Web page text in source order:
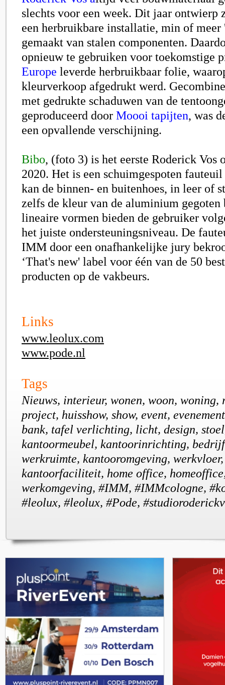
slechts voor een week. Dit jaar ontwierp
een herbruikbare installatie, min of meer
gemaakt van stalen componenten.
opnieuw te gebruiken voor toekomstige
Europe leverde herbruikbaar folie,
kleurverkoop afgedrukt werd.
met gedrukte schaduwen van de
geproduceerd door Moooi tapijten, was
een opvallende verschijning.
Bibo, (foto 3) is het eerste Roderick Vos
2020. Het is een schuimgespoten
kan de binnen- en buitenhoes, in leer of
zelfs de kleur van de aluminium gegoten
lineaire vormen bieden de gebruiker
het juiste ondersteuningsniveau. De
IMM door een onafhankelijke jury
‘That's new' label voor één van de 50
producten op de vakbeurs.
Links
www.leolux.com
www.pode.nl
Tags
Nieuws, interieur, wonen, woon, woning,
project, huisshow, show, event,
bank, tafel verlichting, licht, design,
kantoormeubel, kantoorinrichting,
werkruimte, kantooromgeving,
kantoorfaciliteit, home office,
werkomgeving, #IMM, #IMMcologne,
#leolux, #leolux, #Pode,